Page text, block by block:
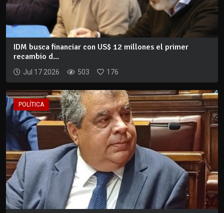
IDM busca financiar con US$ 12 millones el primer
recambio d...
Jul 17 2026 503 176
POLÍTICA